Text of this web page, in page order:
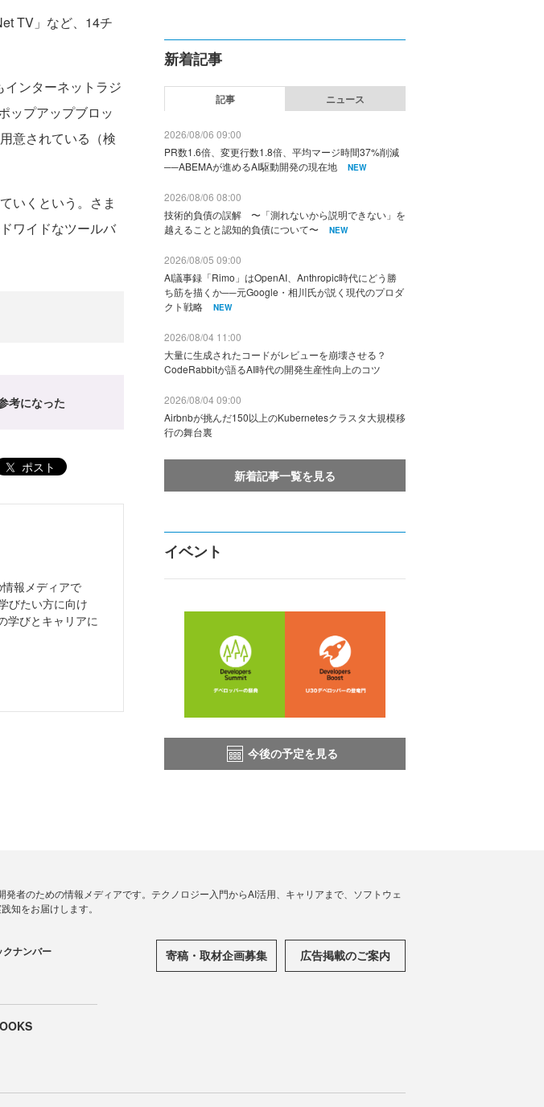
TV」など、14チ
ンターネットラジ
ップアップブロッ
意されている（検
いくという。さま
ワイドなツールバ
考になった
ポスト
報メディアで
びたい方に向け
学びとキャリアに
新着記事
記事 ニュース
2026/08/06 09:00
PR数1.6倍、変更行数1.8倍、平均マージ時間37%削減
──ABEMAが進めるAI駆動開発の現在地
NEW
2026/08/06 08:00
技術的負債の誤解 〜「測れないから説明できない」を
越えることと認知的負債について〜
NEW
2026/08/05 09:00
AI議事録「Rimo」はOpenAI、Anthropic時代にどう勝
ち筋を描くか──元Google・相川氏が説く現代のプロダ
クト戦略
NEW
2026/08/04 11:00
大量に生成されたコードがレビューを崩壊させる？
CodeRabbitが語るAI時代の開発生産性向上のコツ
2026/08/04 09:00
Airbnbが挑んだ150以上のKubernetesクラスタ大規模移
行の舞台裏
新着記事一覧を見る
イベント
今後の予定を見る
者のための情報メディアです。テクノロジー入門からAI活用、キャリアまで、ソフトウェ
知をお届けします。
クナンバー 寄稿・取材企画募集 広告掲載のご案内